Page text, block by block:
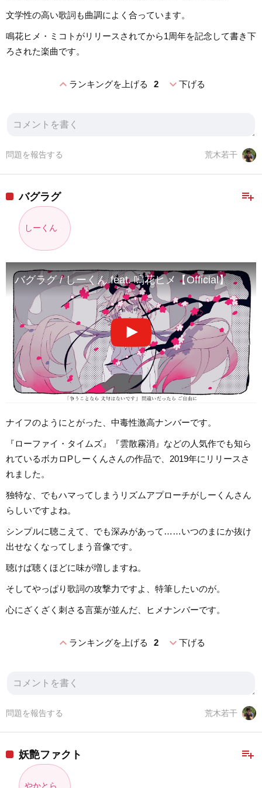
文学性の高い歌詞も曲調によく合っています。
鳴花ヒメ・ミコトがリリースされてから1周年を記念して書き下
ろされた楽曲です。
expand_lessランキングを上げる 2 expand_more下げる
荒木若干
問題を報告する
playlist_add
バグラグ
しーくん
バグラグ / しーくん feat. 鳴花ヒメ【Official】
ナイフのようにとがった、中毒性激高ナンバーです。
『ローファイ・タイムズ』『雲散霧消』などの人気作でも知ら
れているボカロPしーくんさんの作品で、2019年にリリースさ
れました。
独特な、でもハマってしまうリズムアプローチがしーくんさん
らしいですよね。
シンプルに聴こえて、でも深みがあって……いつのまにか抜け
出せなくなってしまう音像です。
聴けば聴くほどに味が増しますね。
そしてやっぱり歌詞の攻撃力ですよ、特筆したいのが。
心にざくざく刺さる言葉が並んだ、ヒメナンバーです。
expand_lessランキングを上げる 2 expand_more下げる
荒木若干
問題を報告する
playlist_add
妖艶ファクト
やかとら